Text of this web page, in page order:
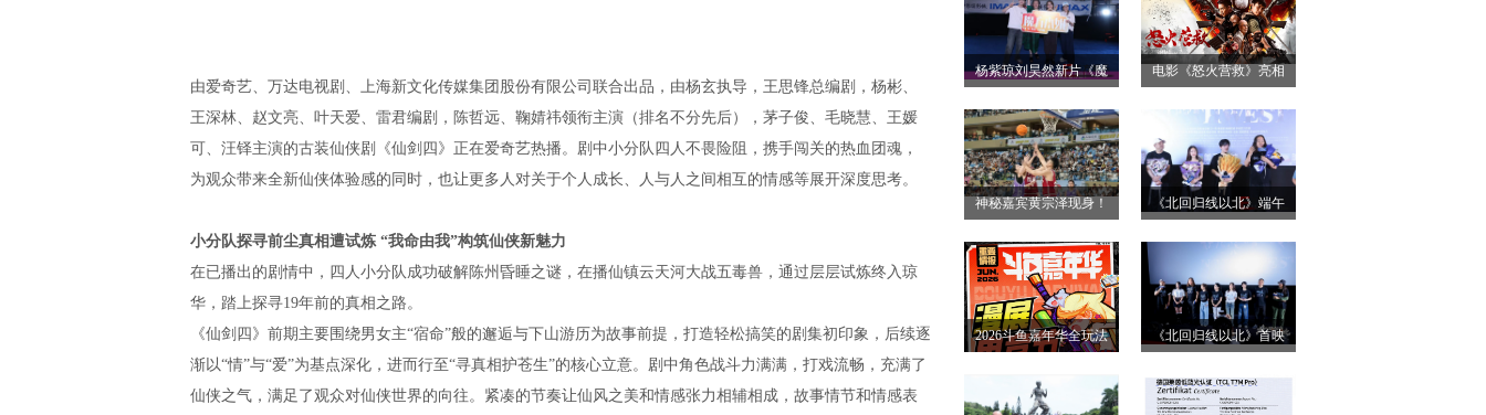
由爱奇艺、万达电视剧、上海新文化传媒集团股份有限公司联合出品 ，由杨玄执导，王思锋总编剧， 杨彬、
王深林、赵文亮、叶天爱、雷君编剧 ， 陈哲远、鞠婧祎领衔主演（排名不分先后），茅子俊、 毛晓慧、王媛
可、汪铎主演的古装仙侠剧《仙剑四》正在爱奇艺热播。 剧中小分队四人不畏险阻，携手闯关的热血团魂，
为观众带来全新仙侠体验感的同时，也让更多人对关于个人成长、人与人之间相互的情感等展开深度思考。
小分队探寻前尘真相遭试炼 “我命由我”构筑仙侠新魅力
在已播出的剧情中，四人小分队成功破解陈州昏睡之谜，在播仙镇云天河大战五毒兽，通过层层试炼终入琼
华，踏上探寻19年前的真相之路。
《仙剑四》前期主要围绕男女主“宿命”般的邂逅与下山游历为故事前提，打造轻松搞笑的剧集初印象 ， 后续逐
渐以“情”与“爱”为基点深化，进而行至“寻真相护苍生”的核心立意。 剧中角色战斗力满满，打戏流畅，充满了
仙侠之气，满足了观众对仙侠世界的向往。紧凑的节奏让仙风之美和情感张力相辅相成，故事情节和情感表
杨紫琼刘昊然新片《魔
开启 打破年龄偏见重塑
无限可能
电影《怒火营救》亮相
节！导演王清亭、功夫
女星母其弥雅红毯同台
释硬核动作大片
神秘嘉宾黄宗泽现身！
赛点燃“全民迎省运”热潮
《北回归线以北》端午
2026斗鱼嘉年华全玩法
好
《北回归线以北》首映
人生百态